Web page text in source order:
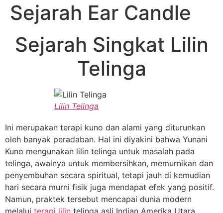
Sejarah Ear Candle
Sejarah Singkat Lilin
Telinga
Lilin Telinga
Ini merupakan terapi kuno dan alami yang diturunkan
oleh banyak peradaban. Hal ini diyakini bahwa Yunani
Kuno mengunakan lilin telinga untuk masalah pada
telinga, awalnya untuk membersihkan, memurnikan dan
penyembuhan secara spiritual, tetapi jauh di kemudian
hari secara murni fisik juga mendapat efek yang positif.
Namun, praktek tersebut mencapai dunia modern
melalui terapi lilin telinga asli Indian Amerika Utara